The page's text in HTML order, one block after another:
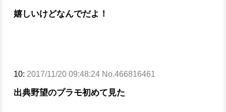
嬉しいけどなんでだよ！
10: 2017/11/20 09:48:24 No.466816461
出典野望のプラモ初めて見た